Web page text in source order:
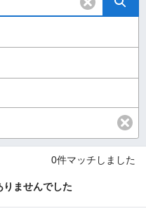
0件マッチしました
ませんでした